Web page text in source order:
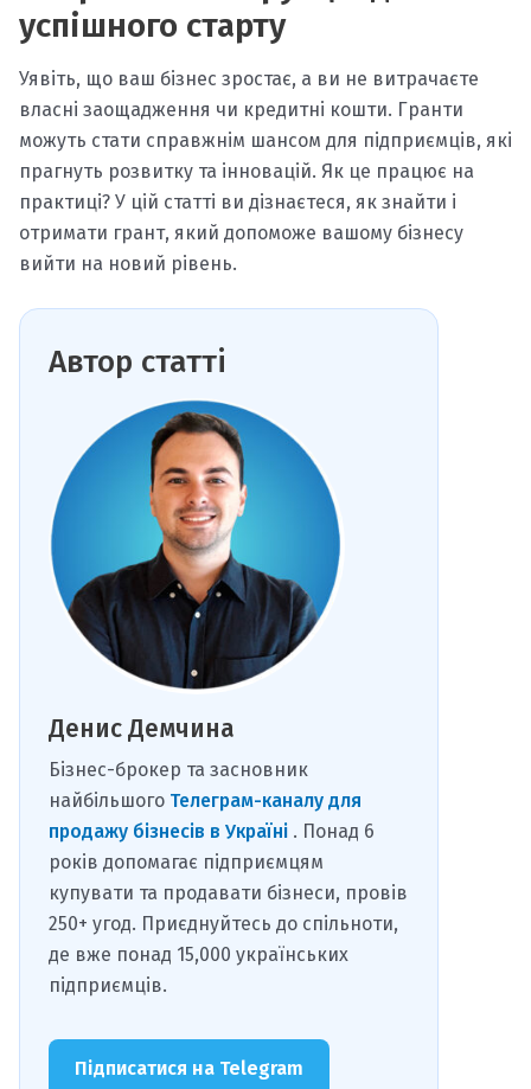
успішного старту
Уявіть, що ваш бізнес зростає, а ви не витрачаєте
власні заощадження чи кредитні кошти. Гранти
можуть стати справжнім шансом для підприємців, які
прагнуть розвитку та інновацій. Як це працює на
практиці? У цій статті ви дізнаєтеся, як знайти і
отримати грант, який допоможе вашому бізнесу
вийти на новий рівень.
Автор статті
Денис Демчина
Бізнес-брокер та засновник
найбільшого Телеграм-каналу для
продажу бізнесів в Україні . Понад 6
років допомагає підприємцям
купувати та продавати бізнеси, провів
250+ угод. Приєднуйтесь до спільноти,
де вже понад 15,000 українських
підприємців.
Підписатися на Telegram